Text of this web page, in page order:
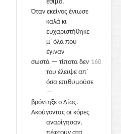
έθιμο.
Όταν εκείνος ένιωσε
καλά κι
ευχαριστήθηκε
μ᾽ όλα που
έγιναν
1605
σωστά — τίποτα δεν
του έλειψε απ᾽
όσα επιθυμούσε
—
βρόντηξε ο Δίας.
Ακούγοντας οι κόρες
αναρίγησαν,